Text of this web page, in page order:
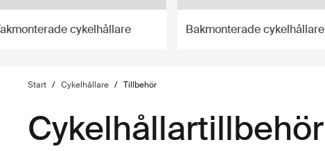
cykelhållare Bakmonterade cykelhållare
Start / Cykelhållare / Tillbehör
Cykelhållartillbehör